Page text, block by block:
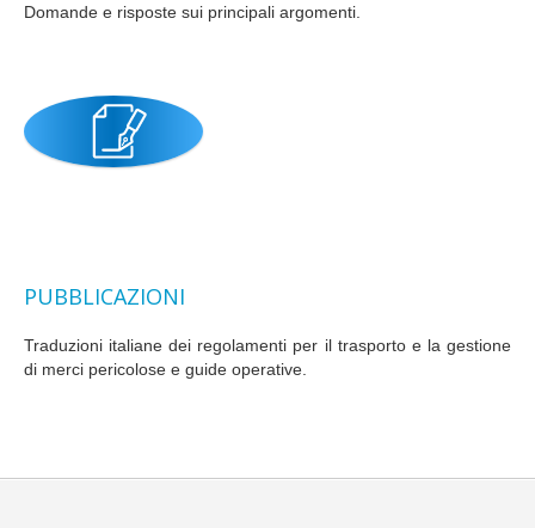
Domande e risposte sui principali argomenti.
PUBBLICAZIONI
Traduzioni italiane dei regolamenti per il trasporto e la gestione
di merci pericolose e guide operative.